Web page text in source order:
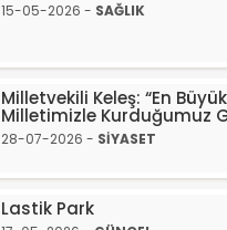
15-05-2026 - SAĞLIK
Milletvekili Keleş: “En
Milletimizle Kurduğumuz
28-07-2026 - SİYASET
Lastik Park